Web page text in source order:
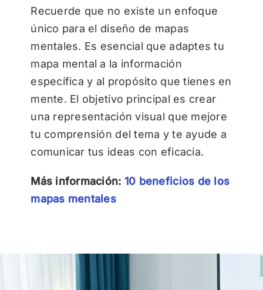
Recuerde que no existe un enfoque
único para el diseño de mapas
mentales. Es esencial que adaptes tu
mapa mental a la información
específica y al propósito que tienes en
mente. El objetivo principal es crear
una representación visual que mejore
tu comprensión del tema y te ayude a
comunicar tus ideas con eficacia.
Más información: 10 beneficios de los
mapas mentales